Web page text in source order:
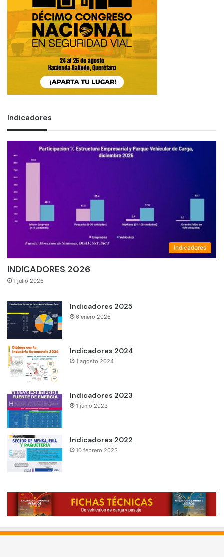
Indicadores
Indicadores
INDICADORES 2026
1 julio 2026
Indicadores 2025
6 enero 2026
Indicadores 2024
1 agosto 2024
Indicadores 2023
1 junio 2023
Indicadores 2022
10 febrero 2023